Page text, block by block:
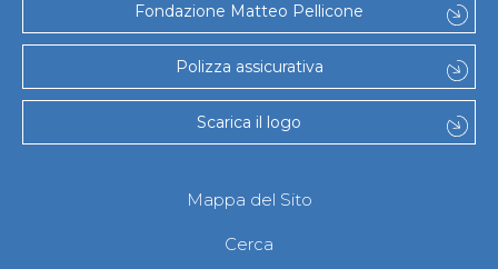
Fondazione Matteo Pellicone
Polizza assicurativa
Scarica il logo
Mappa del Sito
Cerca